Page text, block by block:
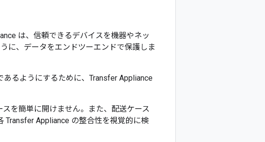
は、信頼できるデバイスを機器やネッ
に、データをエンドツーエンドで保護しま
るようにするために、Transfer Appliance
を簡単に開けません。また、配送ケース
Transfer Appliance の整合性を視覚的に検